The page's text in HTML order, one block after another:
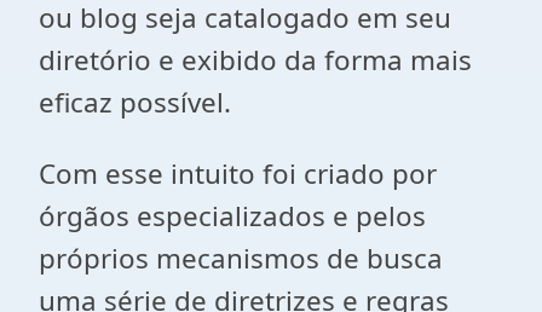
ou blog seja catalogado em seu
diretório e exibido da forma mais
eficaz possível.
Com esse intuito foi criado por
órgãos especializados e pelos
próprios mecanismos de busca
uma série de diretrizes e regras